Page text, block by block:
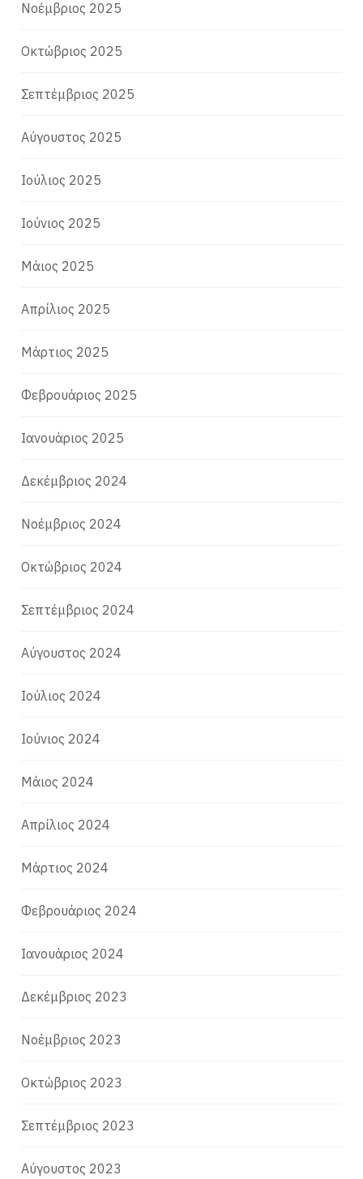
Νοέμβριος 2025
Οκτώβριος 2025
Σεπτέμβριος 2025
Αύγουστος 2025
Ιούλιος 2025
Ιούνιος 2025
Μάιος 2025
Απρίλιος 2025
Μάρτιος 2025
Φεβρουάριος 2025
Ιανουάριος 2025
Δεκέμβριος 2024
Νοέμβριος 2024
Οκτώβριος 2024
Σεπτέμβριος 2024
Αύγουστος 2024
Ιούλιος 2024
Ιούνιος 2024
Μάιος 2024
Απρίλιος 2024
Μάρτιος 2024
Φεβρουάριος 2024
Ιανουάριος 2024
Δεκέμβριος 2023
Νοέμβριος 2023
Οκτώβριος 2023
Σεπτέμβριος 2023
Αύγουστος 2023